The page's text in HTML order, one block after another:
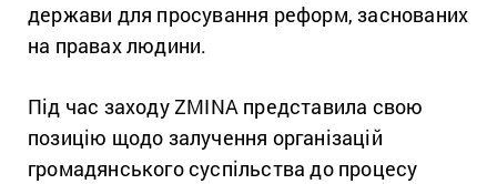
держави для просування реформ, заснованих
на правах людини.
Під час заходу ZMINA представила свою
позицію щодо залучення організацій
громадянського суспільства до процесу